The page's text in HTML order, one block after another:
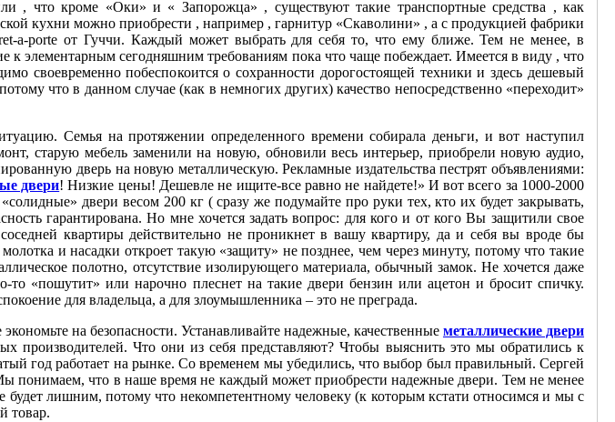
, что кроме «Оки» и « Запорожца» , существуют такие транспортные средства , как
кухни можно приобрести , например , гарнитур «Скаволини» , а с продукцией фабрики
a-porte от Гуччи. Каждый может выбрать для себя то, что ему ближе. Тем не менее, в
к элементарным сегодняшним требованиям пока что чаще побеждает. Имеется в виду , что
своевременно побеспокоится о сохранности дорогостоящей техники и здесь дешевый
что в данном случае (как в немногих других) качество непосредственно «переходит»
Семья на протяжении определенного времени собирала деньги, и вот наступил
старую мебель заменили на новую, обновили весь интерьер, приобрели новую аудио,
дверь на новую металлическую. Рекламные издательства пестрят объявлениями:
двери! Низкие цены! Дешевле не ищите-все равно не найдете!» И вот всего за 1000-2000
двери весом 200 кг ( сразу же подумайте про руки тех, кто их будет закрывать,
гарантирована. Но мне хочется задать вопрос: для кого и от кого Вы защитили свое
квартиры действительно не проникнет в вашу квартиру, да и себя вы вроде бы
и насадки откроет такую «защиту» не позднее, чем через минуту, потому что такие
полотно, отсутствие изолирующего материала, обычный замок. Не хочется даже
то «пошутит» или нарочно плеснет на такие двери бензин или ацетон и бросит спичку.
для владельца, а для злоумышленника – это не преграда.
на безопасности. Устанавливайте надежные, качественные металлические двери
производителей. Что они из себя представляют? Чтобы выяснить это мы обратились к
год работает на рынке. Со временем мы убедились, что выбор был правильный. Сергей
что в наше время не каждый может приобрести надежные двери. Тем не менее
лишним, потому что некомпетентному человеку (к которым кстати относимся и мы с
товар.